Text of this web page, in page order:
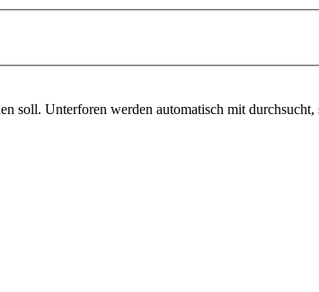
soll. Unterforen werden automatisch mit